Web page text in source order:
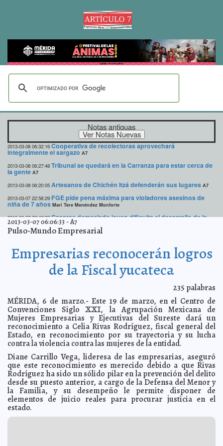
Notas antiguas
2013-03-08 06:32:16 Cooperativa de recolectoras aprovechará
integralmente el sargazo A7
2013-03-08 06:27:48 Tribunal se quedará en la Carranza para estar cerca de
la gente A7
2013-03-08 06:20:05 Artesanos de Chichén Itzá defenderán sus lugares A7
2013-03-07 22:58:29 FGE pide pena máxima para violadores asesinos de
niña de 7 años Mari Tere Menéndez Monforte
2013-03-07 22:43:22 Casarse demasiado joven dificulta el desarrollo de la
mujer Mari Tere Menéndez Monforte
Dizque detective privado quiso chantajear a una mujer
2013-03-07 21:48:45 Yucatán se suma a la batalla mundial por la equidad de
A7
2013-03-07 21:09:04 Aprueba el Cabildo por unanimidad crédito de $150
2013-03-07 20:57:33
discapacidad Mari Tere Menéndez Monforte
2013-03-07 20:49:56 Completan cursos de especialización 136 médicos del
IMSS Mari Tere Menéndez Monforte
2013-03-07 20:48:22 Atrapa la CIA a yerno de Osama y se lo lleva a EE. UU. A7
2013-03-07 20:17:16 Estudiantes de Derecho podrán titularse en la Fiscalía
Mari Tere Menéndez Monforte
2013-03-07 20:03:48 La Comuna efectúa simulacros por incendio en Wal
Mart y Vips A7
2013-03-07 19:53:31 Rosa Adriana representó a México en encuentro de
legisladoras en ArgentinaA7
2013-03-07 19:47:48 En Maní, primera muerte por influenza en Yucatán
2013-03-07 18:59:56 Profepa fue a buscar al Centenario felino decomisado
2013-03-07 06:06:33 -A7
Pulso-Mundo Empresarial
Empresarias reconocerán logros
de la Fiscal yucateca
235 palabras
MÉRIDA, 6 de marzo.- Este 19 de marzo, en el Centro de
Convenciones Siglo XXI, la Agrupación Mexicana de
Mujeres Empresarias y Ejecutivas del Sureste dará un
reconocimiento a Celia Rivas Rodríguez, fiscal general del
Estado, en reconocimiento por su trayectoria y su lucha
contra la violencia contra las mujeres de la entidad.
Diane Carrillo Vega, lideresa de las empresarias, aseguró
que este reconocimiento es merecido debido a que Rivas
Rodríguez ha sido un sólido pilar en la prevención del delito
desde su puesto anterior, a cargo de la Defensa del Menor y
la Familia, y su desempeño le permite disponer de
elementos de juicio reales para procurar justicia en el
estado.